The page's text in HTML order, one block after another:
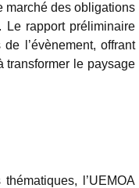
marché des obligations
Le rapport préliminaire
l’évènement, offrant
transformer le paysage
l’UEMOA